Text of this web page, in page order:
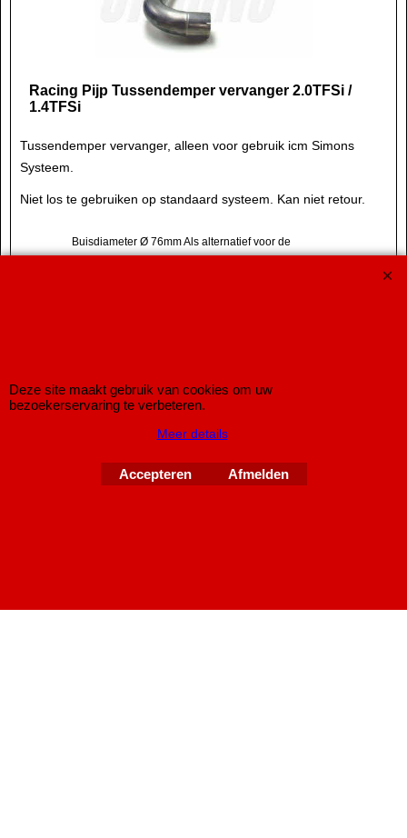
Racing Pijp Tussendemper vervanger 2.0TFSi /
1.4TFSi
Tussendemper vervanger, alleen voor gebruik icm Simons
Systeem.
Niet los te gebruiken op standaard systeem. Kan niet retour.
Buisdiameter Ø 76mm Als alternatief voor de
Copyright © 1998-2026 IMPROMAXX Sportuitlaten
Improve Tuning 28 jaar
Webwinkel gemaakt met
Deze site maakt gebruik van cookies om uw
bezoekerservaring te verbeteren.
Meer details
Accepteren Afmelden